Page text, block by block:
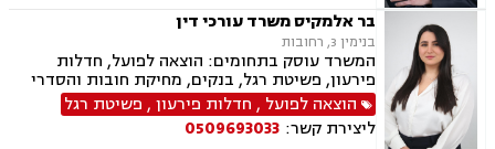
בר אלמקיס משרד עורכי דין
בנימין 3, רחובות
המשרד עוסק בתחומים: הוצאה לפועל, חדלות
פירעון, פשיטת רגל, בנקים, מחיקת חובות והסדרי
חוב, דיני משפחה, גישור במשפחה, ידועים בציבור,
הסכמי ממון, מזונות, משמורת, גירושין, חלוקת רכוש,
זמני שהות, ניכור הורי
הוצאה לפועל , חדלות פירעון, פשיטת רגל
ליצירת קשר: 0509693033